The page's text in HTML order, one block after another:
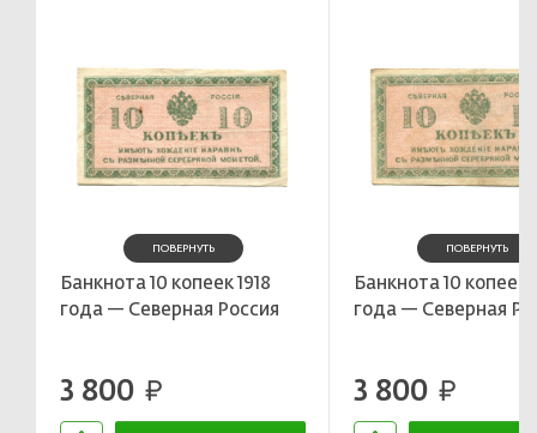
ПОВЕРНУТЬ
Банкнота 10 копеек 1918
года — Северная Россия
3 800 руб.
ПОВЕРНУТЬ
Банкнота 10 копеек
года — Северная
3 800 руб.